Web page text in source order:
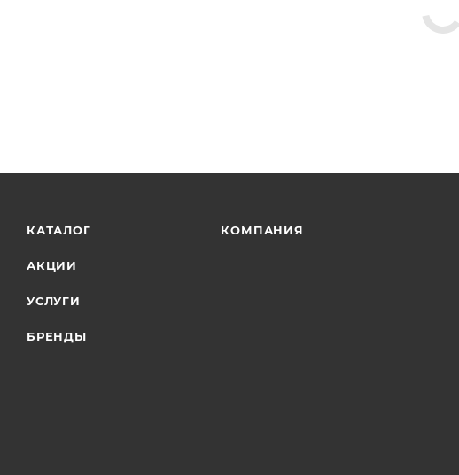
КАТАЛОГ
АКЦИИ
УСЛУГИ
БРЕНДЫ
КОМПАНИЯ